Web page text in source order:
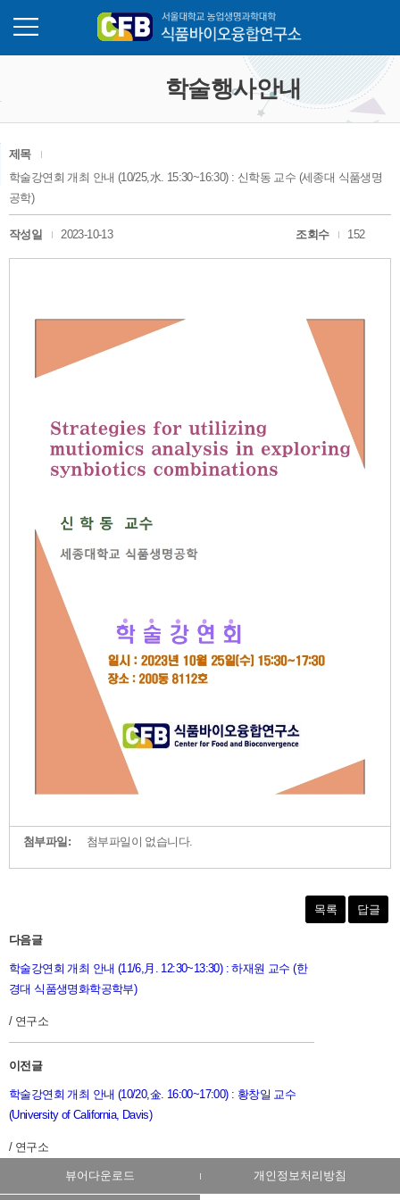
학술행사안내
제목
학술강연회 개최 안내 (10/25,水. 15:30~16:30) : 신학동 교수 (세종대 식품생명
공학)
작성일 2023-10-13 조회수 152
첨부파일: 첨부파일이 없습니다.
목록 답글
다음글
학술강연회 개최 안내 (11/6,月. 12:30~13:30) : 하재원 교수 (한
경대 식품생명화학공학부)
/ 연구소
이전글
학술강연회 개최 안내 (10/20,金. 16:00~17:00) : 황창일 교수
(University of California, Davis)
/ 연구소
뷰어다운로드 개인정보처리방침